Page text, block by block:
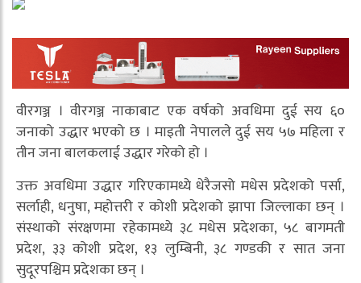
वीरगञ्ज । वीरगञ्ज नाकाबाट एक वर्षको अवधिमा दुई सय ६०
जनाको उद्धार भएको छ । माइती नेपालले दुई सय ५७ महिला र
तीन जना बालकलाई उद्धार गरेको हो ।
उक्त अवधिमा उद्धार गरिएकामध्ये धेरैजसो मधेस प्रदेशको पर्सा,
सर्लाही, धनुषा, महोत्तरी र कोशी प्रदेशको झापा जिल्लाका छन् ।
संस्थाको संरक्षणमा रहेकामध्ये ३८ मधेस प्रदेशका, ५८ बागमती
प्रदेश, ३३ कोशी प्रदेश, १३ लुम्बिनी, ३८ गण्डकी र सात जना
सुदूरपश्चिम प्रदेशका छन् ।